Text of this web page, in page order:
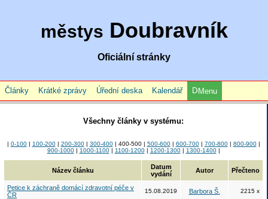
městys Doubravník
Oficiální stránky
Články Krátké zprávy Úřední deska Kalendář Menu
Všechny články v systému:
| 0-100| 100-200| 200-300| 300-400| 400-500 | 500-600| 600-700| 700-800| 800-900|
900-1000| 1000-1100| 1100-1200| 1200-1300| 1300-1400|
Název článku
Datum
vydání
Autor Přečteno
Petice k záchraně domácí zdravotní péče v
ČR
15.08.2019 Barbora Š. 2215 x